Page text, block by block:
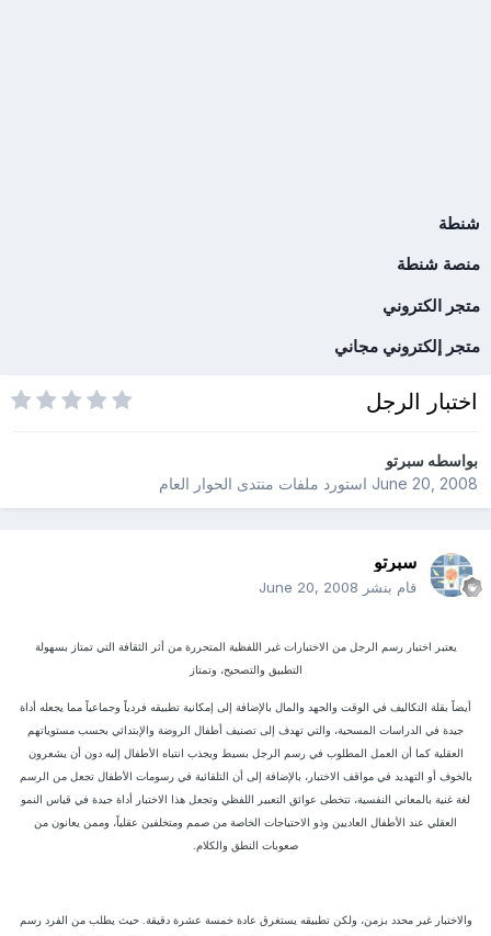
شنطة
منصة شنطة
متجر الكتروني
متجر إلكتروني مجاني
اختبار الرجل
بواسطهسبرتو
June 20, 2008استورد ملفات منتدى الحوار العام
سبرتو
قام بنشر June 20, 2008
يعتبر اختبار رسم الرجل من الاختبارات غير اللفظية المتحررة من أثر الثقافة التي تمتاز بسهولة
التطبيق والتصحيح، وتمتاز
أيضاً بقلة التكاليف في الوقت والجهد والمال بالإضافة إلى إمكانية تطبيقه فردياً وجماعياً مما يجعله أداة
جيدة في الدراسات المسحية، والتي تهدف إلى تصنيف أطفال الروضة والإبتدائي بحسب مستوياتهم
العقلية كما أن العمل المطلوب في رسم الرجل بسيط ويجذب انتباه الأطفال إليه دون أن يشعرون
بالخوف أو التهديد في مواقف الاختبار، بالإضافة إلى أن التلقائية في رسومات الأطفال تجعل من الرسم
لغة غنية بالمعاني النفسية، تتخطى عوائق التعبير اللفظي وتجعل هذا الاختبار أداة جيدة في قياس النمو
العقلي عند الأطفال العاديين وذو الاحتياجات الخاصة من صمم ومتخلفين عقلياً، وممن يعانون من
صعوبات النطق والكلام.
والاختبار غير محدد بزمن، ولكن تطبيقه يستغرق عادة خمسة عشرة دقيقة. حيث يطلب من الفرد رسم